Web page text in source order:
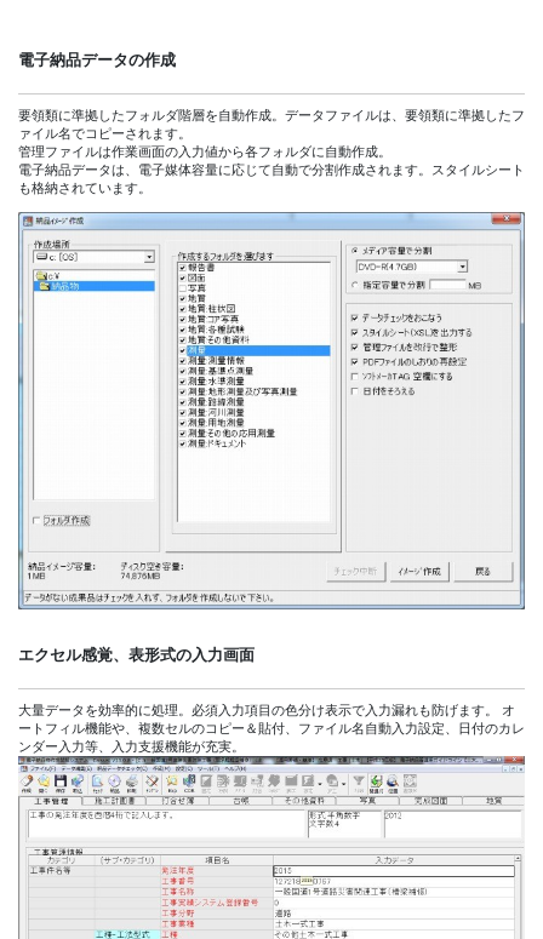
電子納品データの作成
要領類に準拠したフォルダ階層を自動作成。データファイルは、要領類に準拠したフ
ァイル名でコピーされます。
管理ファイルは作業画面の入力値から各フォルダに自動作成。
電子納品データは、電子媒体容量に応じて自動で分割作成されます。スタイルシート
も格納されています。
エクセル感覚、表形式の入力画面
大量データを効率的に処理。必須入力項目の色分け表示で入力漏れも防げます。 オ
ートフィル機能や、複数セルのコピー＆貼付、ファイル名自動入力設定、日付のカレ
ンダー入力等、入力支援機能が充実。